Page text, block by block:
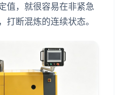
值，就很容易在非紧急
打断混炼的连续状态。